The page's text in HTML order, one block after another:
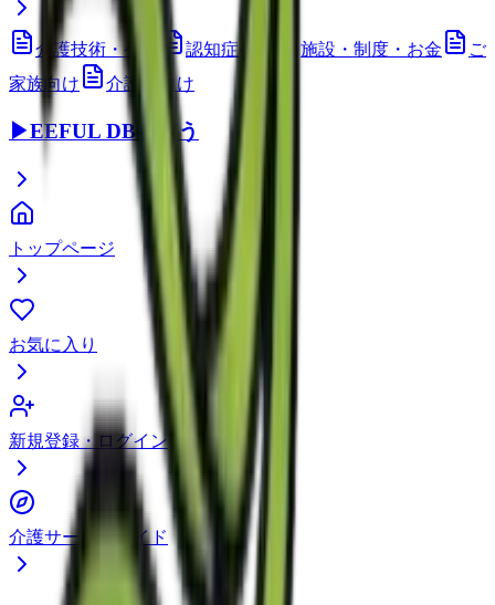
介護技術・ケア 認知症ケア 施設・制度・お金
ご
家族向け
介護職向け
▶EEFUL DBを使う
トップページ
お気に入り
新規登録・ログイン
介護サービスガイド